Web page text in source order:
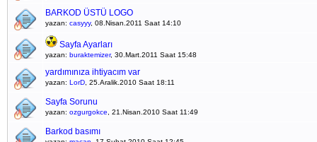
BARKOD ÜSTÜ LOGO
yazan: casyyy, 08.Nisan.2011 Saat 14:10
Sayfa Ayarları
yazan: buraktemizer, 30.Mart.2011 Saat 15:48
yardımınıza ihtiyacım var
yazan: LorD , 25.Aralik.2010 Saat 18:11
Sayfa Sorunu
yazan: ozgurgokce , 21.Nisan.2010 Saat 11:49
Barkod basımı